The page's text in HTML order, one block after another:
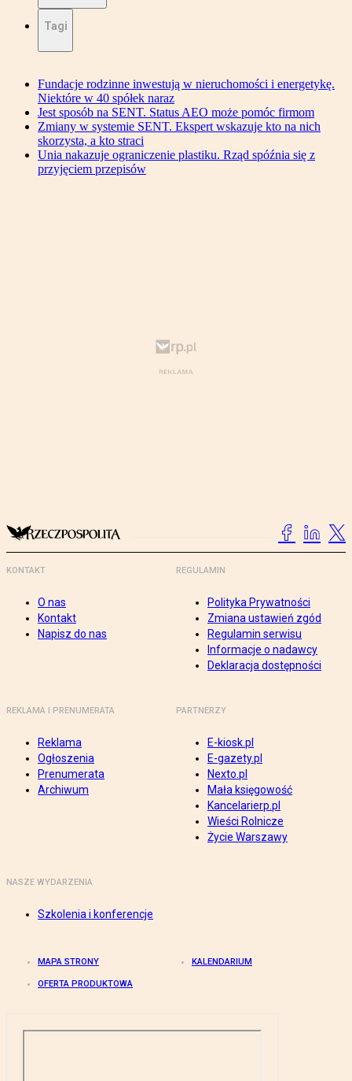
Tagi
Fundacje rodzinne inwestują w nieruchomości i energetykę.
Niektóre w 40 spółek naraz
Jest sposób na SENT. Status AEO może pomóc firmom
Zmiany w systemie SENT. Ekspert wskazuje kto na nich
skorzysta, a kto straci
Unia nakazuje ograniczenie plastiku. Rząd spóźnia się z
przyjęciem przepisów
KONTAKT
O nas
Kontakt
Napisz do nas
REGULAMIN
Polityka Prywatności
Zmiana ustawień zgód
Regulamin serwisu
Informacje o nadawcy
Deklaracja dostępności
REKLAMA I PRENUMERATA
Reklama
Ogłoszenia
Prenumerata
Archiwum
PARTNERZY
E-kiosk.pl
E-gazety.pl
Nexto.pl
Mała księgowość
Kancelarierp.pl
Wieści Rolnicze
Życie Warszawy
NASZE WYDARZENIA
Szkolenia i konferencje
MAPA STRONY KALENDARIUM
OFERTA PRODUKTOWA